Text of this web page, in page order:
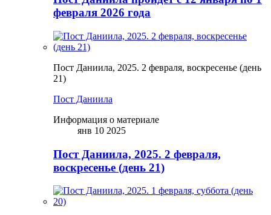
февраля 2026 года
Пост Даниила, 2025. 2 февраля, воскресенье (день
21)
Пост Даниила
Информация о материале
янв 10 2025
Пост Даниила, 2025. 2 февраля,
воскресенье (день 21)